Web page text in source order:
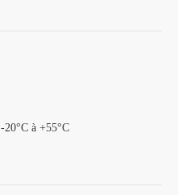
-20°C à +55°C